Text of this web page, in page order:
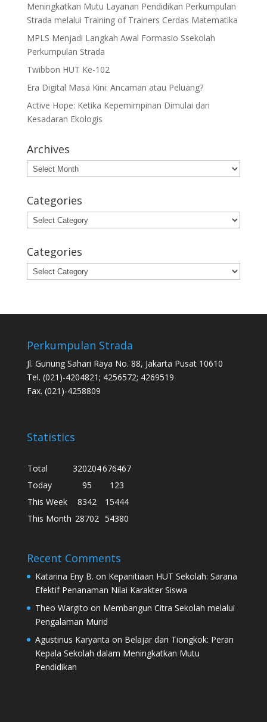
Meningkatkan Mutu Layanan Pendidikan Perkumpulan
Strada melalui Training of Trainers Cerdas Matematika
MPLS Menjadi Langkah Awal Formasio Ssekolah
Perkumpulan Strada
Twibbon HUT Ke-102
Era Digital Masa Kini: Ancaman atau Peluang?
Active Hope: Ketika Kepemimpinan Dimulai dari
Kesadaran Ekologis
Archives
Archives
Categories
Categories
Categories
Categories
Perkumpulan Strada
Jl. Gunung Sahari Raya No. 88, Jakarta Pusat 10610
Tel. (021)-4204821; 4256572; 4269519
Fax. (021)-4258809
Statistics
Total 320204676467
Today
95
123
This Week
8342
15444
This Month 28702 54380
Recent Comments
Katarina Eny B. on Kepanitiaan HUT Sekolah: Sarana
Efektif Penanaman Nilai Karakter Siswa
Theo Wargito on Membangun Citra Sekolah melalui
Pengalaman Murid
Agustinus Karyanta on Belajar dari Tiongkok: Peran
Kepala Sekolah dalam Meningkatkan Mutu
Pendidikan